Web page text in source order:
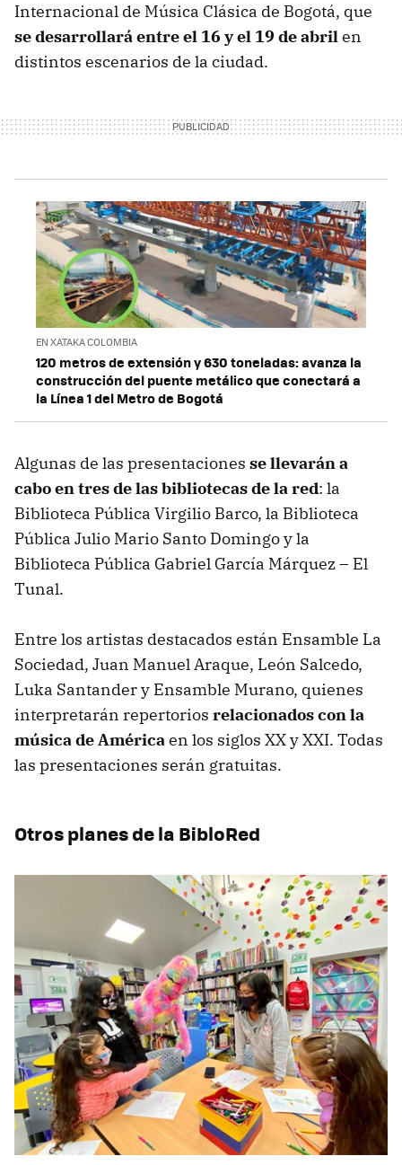
Internacional de Música Clásica de Bogotá, que
se desarrollará entre el 16 y el 19 de abrilen
distintos escenarios de la ciudad.
EN XATAKA COLOMBIA
120 metros de extensión y 630 toneladas: avanza la
construcción del puente metálico que conectará a
la Línea 1 del Metro de Bogotá
Algunas de las presentaciones se llevarán a
cabo en tres de las bibliotecas de la red: la
Biblioteca Pública Virgilio Barco, la Biblioteca
Pública Julio Mario Santo Domingo y la
Biblioteca Pública Gabriel García Márquez – El
Tunal.
Entre los artistas destacados están Ensamble La
Sociedad, Juan Manuel Araque, León Salcedo,
Luka Santander y Ensamble Murano, quienes
interpretarán repertorios relacionados con la
música de Américaen los siglos XX y XXI. Todas
las presentaciones serán gratuitas.
Otros planes de la BibloRed